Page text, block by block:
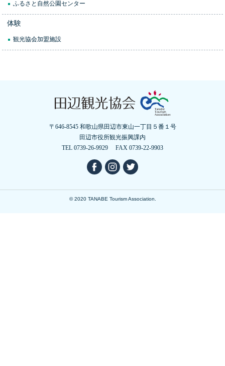
ふるさと自然公園センター
体験
観光協会加盟施設
〒646-8545 和歌山県田辺市東山一丁目５番１号
田辺市役所観光振興課内
TEL 0739-26-9929 FAX 0739-22-9903
© 2020 TANABE Tourism Association.